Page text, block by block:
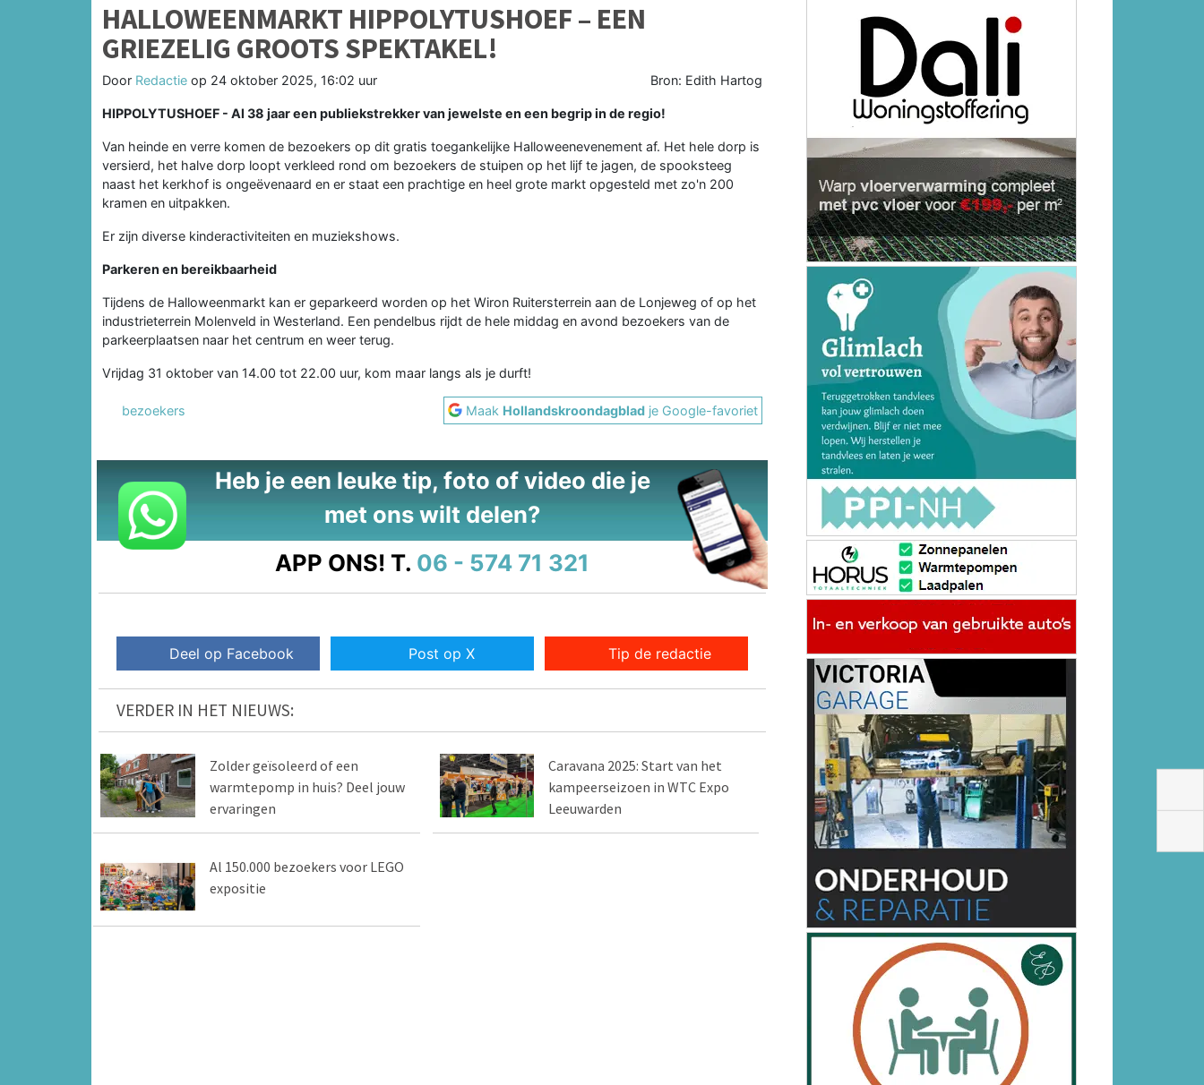
HALLOWEENMARKT HIPPOLYTUSHOEF – EEN
GRIEZELIG GROOTS SPEKTAKEL!
Door Redactie op 24 oktober 2025, 16:02 uur Bron: Edith Hartog
HIPPOLYTUSHOEF - Al 38 jaar een publiekstrekker van jewelste en een begrip in de regio!
Van heinde en verre komen de bezoekers op dit gratis toegankelijke Halloweenevenement af. Het hele dorp is
versierd, het halve dorp loopt verkleed rond om bezoekers de stuipen op het lijf te jagen, de spooksteeg
naast het kerkhof is ongeëvenaard en er staat een prachtige en heel grote markt opgesteld met zo'n 200
kramen en uitpakken.
Er zijn diverse kinderactiviteiten en muziekshows.
Parkeren en bereikbaarheid
Tijdens de Halloweenmarkt kan er geparkeerd worden op het Wiron Ruitersterrein aan de Lonjeweg of op het
industrieterrein Molenveld in Westerland. Een pendelbus rijdt de hele middag en avond bezoekers van de
parkeerplaatsen naar het centrum en weer terug.
Vrijdag 31 oktober van 14.00 tot 22.00 uur, kom maar langs als je durft!
bezoekers Maak Hollandskroondagblad je Google-favoriet
Heb je een leuke tip, foto of video die je
met ons wilt delen?
APP ONS! T. 06 - 574 71 321
Deel op Facebook Post op X Tip de redactie
VERDER IN HET NIEUWS:
Zolder geïsoleerd of een
warmtepomp in huis? Deel jouw
ervaringen
Caravana 2025: Start van het
kampeerseizoen in WTC Expo
Leeuwarden
Al 150.000 bezoekers voor LEGO
expositie